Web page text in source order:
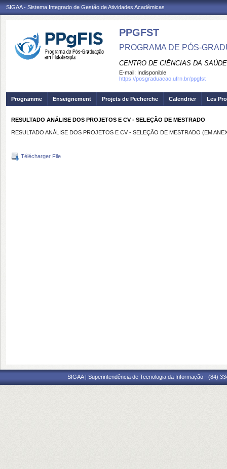
SIGAA - Sistema Integrado de Gestão de Atividades Acadêmicas
PPGFST
PROGRAMA DE PÓS-
CENTRO DE CIÊNCIAS DA SAÚDE
E-mail: Indisponible
https://posgraduacao.ufrn.br/ppgfst
Programme Enseignement Projets de Pecherche Calendrier Les
RESULTADO ANÁLISE DOS PROJETOS E CV - SELEÇÃO DE MESTRADO
RESULTADO ANÁLISE DOS PROJETOS E CV - SELEÇÃO DE MESTRADO (EM
Télécharger File
SIGAA | Superintendência de Tecnologia da Informação - (84)